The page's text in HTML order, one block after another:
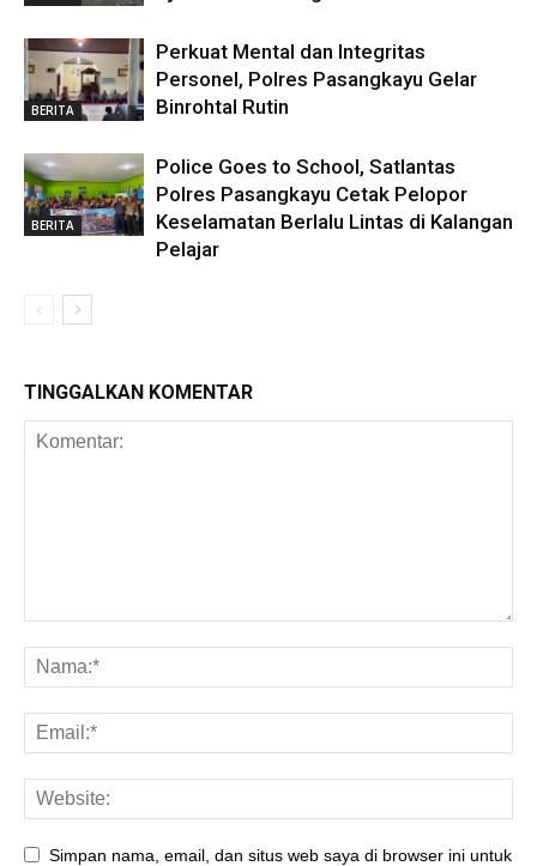
BERITA
Perkuat Mental dan Integritas
Personel, Polres Pasangkayu Gelar
Binrohtal Rutin
BERITA
Police Goes to School, Satlantas
Polres Pasangkayu Cetak Pelopor
Keselamatan Berlalu Lintas di Kalangan
Pelajar
TINGGALKAN KOMENTAR
Simpan nama, email, dan situs web saya di browser ini untuk